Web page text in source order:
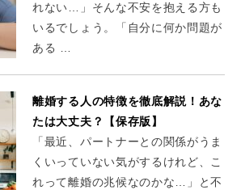
れない…」そんな不安を抱える方も
いるでしょう。「自分に何か問題が
ある …
離婚する人の特徴を徹底解説！あな
たは大丈夫？【保存版】
「最近、パートナーとの関係がうま
くいっていない気がするけれど、こ
れって離婚の兆候なのかな…」と不